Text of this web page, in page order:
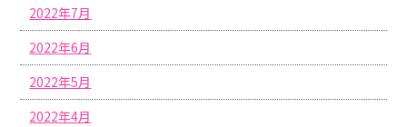
2022年7月
2022年6月
2022年5月
2022年4月